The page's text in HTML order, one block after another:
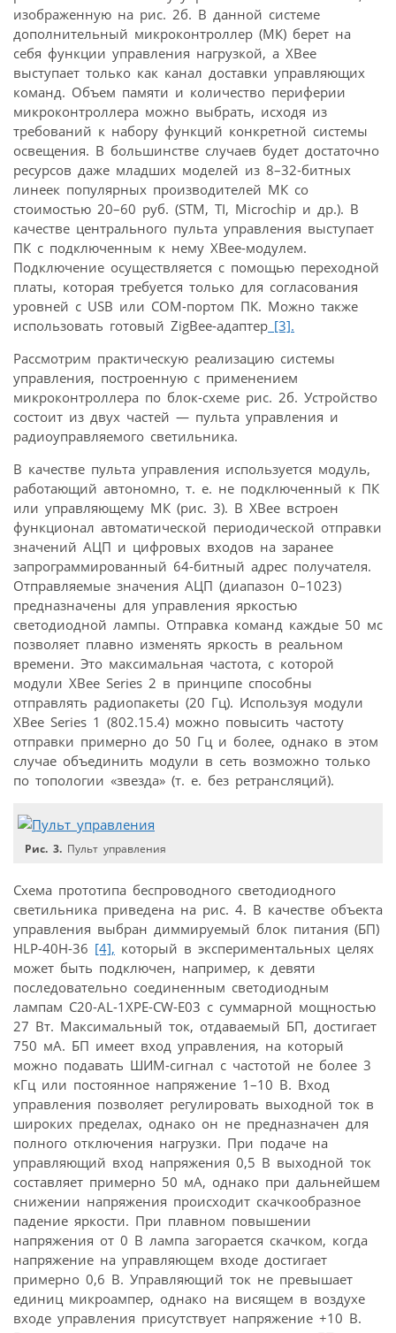
изображенную на рис. 2б. В данной системе
дополнительный микроконтроллер (МК) берет на
себя функции управления нагрузкой, а XBee
выступает только как канал доставки управляющих
команд. Объем памяти и количество периферии
микроконтроллера можно выбрать, исходя из
требований к набору функций конкретной системы
освещения. В большинстве случаев будет достаточно
ресурсов даже младших моделей из 8–32-битных
линеек популярных производителей МК со
стоимостью 20–60 руб. (STM, TI, Microchip и др.). В
качестве центрального пульта управления выступает
ПК с подключенным к нему XBee-модулем.
Подключение осуществляется с помощью переходной
платы, которая требуется только для согласования
уровней с USB или COM-портом ПК. Можно также
использовать готовый ZigBee-адаптер [3].
Рассмотрим практическую реализацию системы
управления, построенную с применением
микроконтроллера по блок-схеме рис. 2б. Устройство
состоит из двух частей — пульта управления и
радиоуправляемого светильника.
В качестве пульта управления используется модуль,
работающий автономно, т. е. не подключенный к ПК
или управляющему МК (рис. 3). В XBee встроен
функционал автоматической периодической отправки
значений АЦП и цифровых входов на заранее
запрограммированный 64-битный адрес получателя.
Отправляемые значения АЦП (диапазон 0–1023)
предназначены для управления яркостью
светодиодной лампы. Отправка команд каждые 50 мс
позволяет плавно изменять яркость в реальном
времени. Это максимальная частота, с которой
модули XBee Series 2 в принципе способны
отправлять радиопакеты (20 Гц). Используя модули
XBee Series 1 (802.15.4) можно повысить частоту
отправки примерно до 50 Гц и более, однако в этом
случае объединить модули в сеть возможно только
по топологии «звезда» (т. е. без ретрансляций).
Рис. 3. Пульт управления
Схема прототипа беспроводного светодиодного
светильника приведена на рис. 4. В качестве объекта
управления выбран диммируемый блок питания (БП)
HLP-40H-36 [4], который в экспериментальных целях
может быть подключен, например, к девяти
последовательно соединенным светодиодным
лампам C20-AL-1XPE-CW-E03 с суммарной мощностью
27 Вт. Максимальный ток, отдаваемый БП, достигает
750 мА. БП имеет вход управления, на который
можно подавать ШИМ-сигнал с частотой не более 3
кГц или постоянное напряжение 1–10 B. Вход
управления позволяет регулировать выходной ток в
широких пределах, однако он не предназначен для
полного отключения нагрузки. При подаче на
управляющий вход напряжения 0,5 В выходной ток
составляет примерно 50 мА, однако при дальнейшем
снижении напряжения происходит скачкообразное
падение яркости. При плавном повышении
напряжения от 0 В лампа загорается скачком, когда
напряжение на управляющем входе достигает
примерно 0,6 В. Управляющий ток не превышает
единиц микроампер, однако на висящем в воздухе
входе управления присутствует напряжение +10 В.